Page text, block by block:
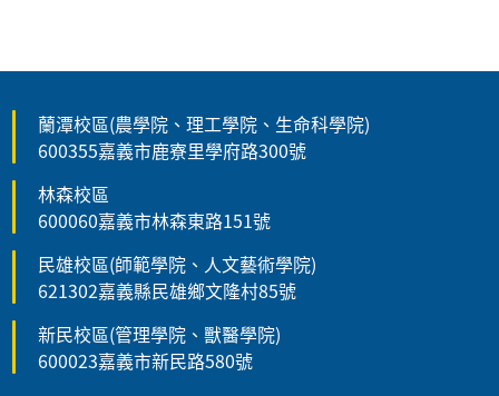
蘭潭校區(農學院、理工學院、生命科學院)
600355嘉義市鹿寮里學府路300號
林森校區
600060嘉義市林森東路151號
民雄校區(師範學院、人文藝術學院)
621302嘉義縣民雄鄉文隆村85號
新民校區(管理學院、獸醫學院)
600023嘉義市新民路580號